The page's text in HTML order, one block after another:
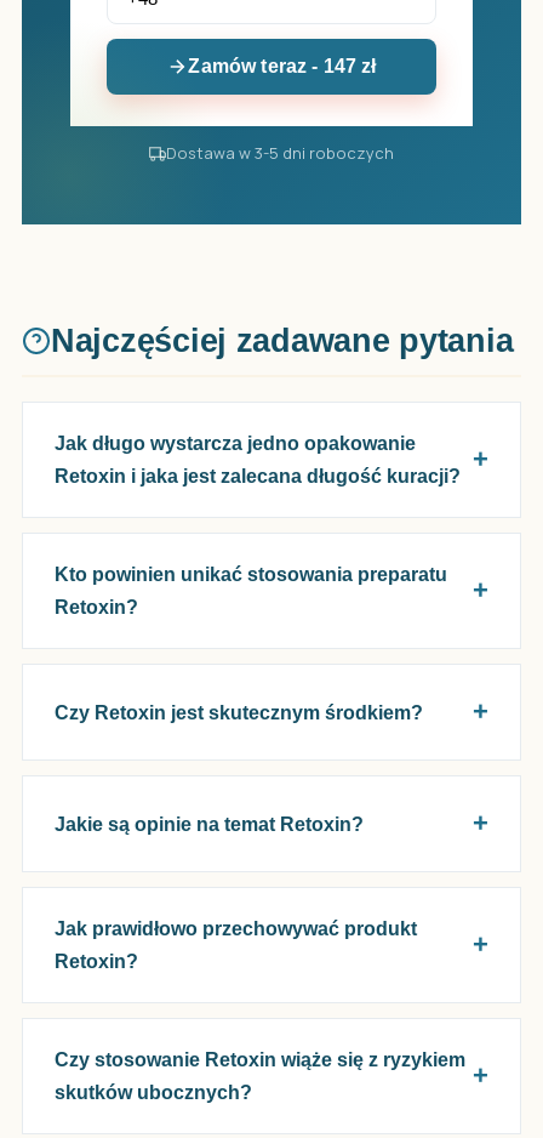
Zamów teraz - 147 zł
Dostawa w 3-5 dni roboczych
Najczęściej zadawane pytania
Jak długo wystarcza jedno opakowanie
Retoxin i jaka jest zalecana długość kuracji?
Kto powinien unikać stosowania preparatu
Retoxin?
Czy Retoxin jest skutecznym środkiem?
Jakie są opinie na temat Retoxin?
Jak prawidłowo przechowywać produkt
Retoxin?
Czy stosowanie Retoxin wiąże się z ryzykiem
skutków ubocznych?